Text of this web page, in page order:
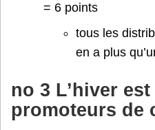
= 6 points
tous les
en a plus
no 3 L’hiver
promoteurs de